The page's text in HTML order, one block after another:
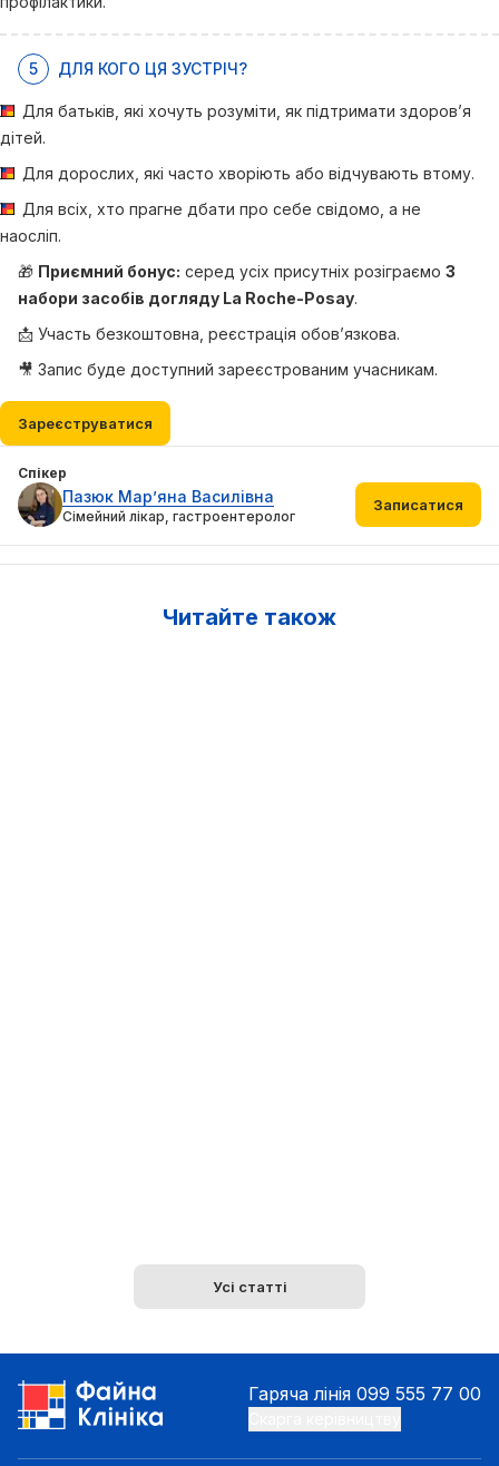
5 ДЛЯ КОГО ЦЯ ЗУСТРІЧ?
Для батьків, які хочуть розуміти, як підтримати здоров’я
дітей.
Для дорослих, які часто хворіють або відчувають втому.
Для всіх, хто прагне дбати про себе свідомо, а не
наосліп.
🎁 Приємний бонус: серед усіх присутніх розіграємо 3
набори засобів догляду La Roche-Posay.
📩 Участь безкоштовна, реєстрація обов’язкова.
🎥 Запис буде доступний зареєстрованим учасникам.
Зареєструватися
Спікер
Пазюк Мар’яна Василівна
Сімейний лікар, гастроентеролог
Записатися
Читайте також
Усі статті
Гаряча лінія 099 555 77 00